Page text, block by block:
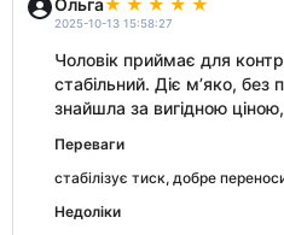
Ольга
2025-10-13 15:58:27
Чоловік приймає для
стабільний. Діє м’яко, без
знайшла за вигідною
Переваги
стабілізує тиск, добре
Недоліки